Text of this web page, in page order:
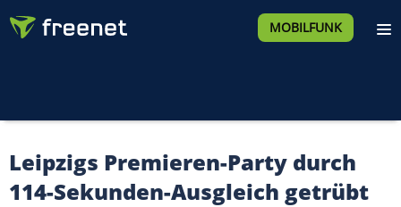
MOBILFUNK
Leipzigs Premieren-Party durch
114-Sekunden-Ausgleich getrübt